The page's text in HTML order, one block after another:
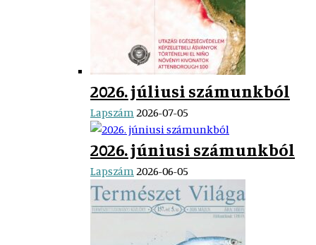
2026. júliusi számunkból
Lapszám2026-07-05
2026. júniusi számunkból
Lapszám2026-06-05